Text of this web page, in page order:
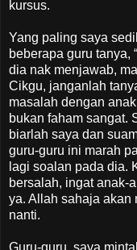
kursus.
Yang paling saya
beberapa guru tanya,
dia nak menjawab,
Cikgu, janganlah
masalah dengan
bukan faham sangat.
biarlah saya dan
guru-guru ini marah
lagi soalan pada dia.
bersalah, ingat anak-
ya. Allah sahaja akan
nanti.
Guru-guru, saya